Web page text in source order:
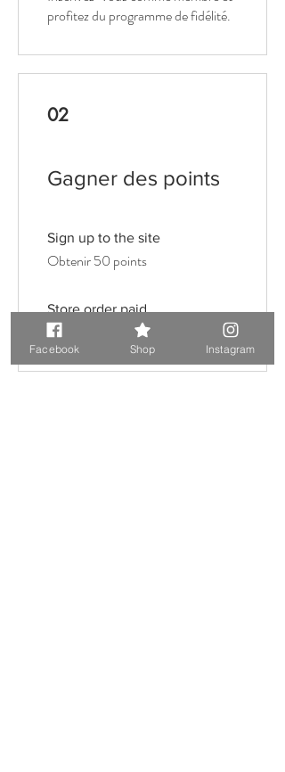
profitez du programme de fidélité.
02
Gagner des points
Sign up to the site
Obtenir 50 points
Store order paid
1 point pour 1 £GB dépensé
Facebook Shop Instagram